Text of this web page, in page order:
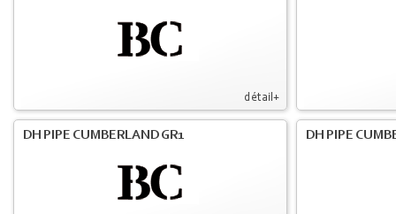
détail+
DH PIPE CUMBERLAND GR1 DH PIPE